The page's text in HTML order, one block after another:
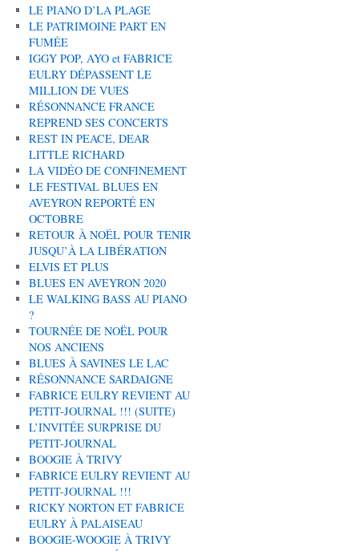
LE PIANO D’LA PLAGE
LE PATRIMOINE PART EN
FUMÉE
IGGY POP, AYO et FABRICE
EULRY DÉPASSENT LE
MILLION DE VUES
RÉSONNANCE FRANCE
REPREND SES CONCERTS
REST IN PEACE, DEAR
LITTLE RICHARD
LA VIDÉO DE CONFINEMENT
LE FESTIVAL BLUES EN
AVEYRON REPORTÉ EN
OCTOBRE
RETOUR À NOËL POUR TENIR
JUSQU’À LA LIBÉRATION
ELVIS ET PLUS
BLUES EN AVEYRON 2020
LE WALKING BASS AU PIANO
?
TOURNÉE DE NOËL POUR
NOS ANCIENS
BLUES À SAVINES LE LAC
RÉSONNANCE SARDAIGNE
FABRICE EULRY REVIENT AU
PETIT-JOURNAL !!! (SUITE)
L’INVITÉE SURPRISE DU
PETIT-JOURNAL
BOOGIE À TRIVY
FABRICE EULRY REVIENT AU
PETIT-JOURNAL !!!
RICKY NORTON ET FABRICE
EULRY À PALAISEAU
BOOGIE-WOOGIE À TRIVY